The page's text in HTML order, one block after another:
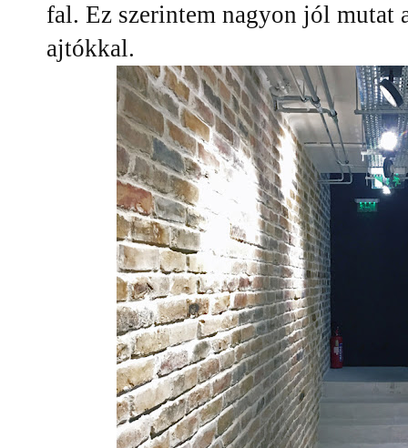
fal. Ez szerintem nagyon jól mutat
ajtókkal.